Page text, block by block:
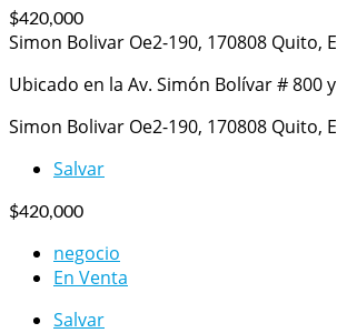
$420,000
Simon Bolivar Oe2-190, 170808 Quito,
Ubicado en la Av. Simón Bolívar # 800
Simon Bolivar Oe2-190, 170808 Quito,
Salvar
$420,000
negocio
En Venta
Salvar